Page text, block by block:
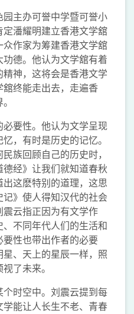
主办可誉中学暨可誉小
潘耀明建立香港文学舘
作家为筹建香港文学舘
德。他认为文学舘有着
神，这将会是香港文学
终能走出去，走遍香
要性。他认为文学呈现
，有时是历史的记忆。
族回顾自己的历史时，
经》让我们就知道春秋
这麽特别的道理，这思
》使人得知汉代的社会
云指正因为有文学作
不同年代人们的生活和
性也带出作者的必要
、天上的星辰一样，照
了未来。
时空中。刘震云提到每
能让人长生不老、青春